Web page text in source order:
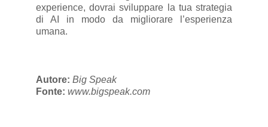
experience, dovrai sviluppare la tua strategia
di AI in modo da migliorare l’esperienza
umana.
Autore: Big Speak
Fonte: www.bigspeak.com